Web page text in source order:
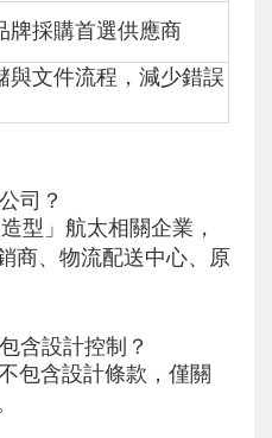
牌採購首選供應商
與文件流程，減少錯誤
司？
型」航太相關企業，
商、物流配送中心、原
含設計控制？
包含設計條款，僅關